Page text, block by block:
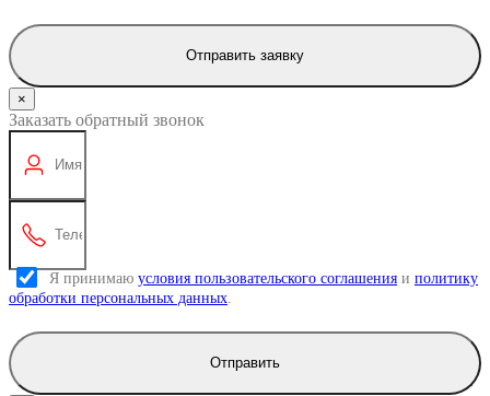
Отправить заявку
×
Заказать обратный звонок
Я принимаю условия пользовательского соглашения и политику
обработки персональных данных
Отправить